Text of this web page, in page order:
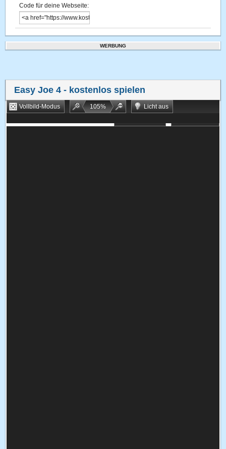
Code für deine Webseite:
WERBUNG
Easy Joe 4 - kostenlos spielen
Vollbild-Modus 105%
Licht aus